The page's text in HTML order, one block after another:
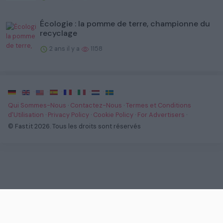
Écologie : la pomme de terre, championne du
recyclage
2 ans il y a 1158
· · · · · ·
·
Qui Sommes-Nous · Contactez-Nous ·Termes et Conditions
d'Utilisation · Privacy Policy · Cookie Policy · For Advertisers ·
© Fast.it 2026. Tous les droits sont réservés